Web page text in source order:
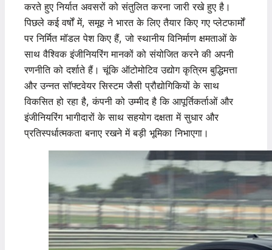
करते हुए निर्यात अवसरों को संतुलित करना जारी रखे हुए है।
पिछले कई वर्षों में, समूह ने भारत के लिए तैयार किए गए प्लेटफार्मों
पर निर्मित मॉडल पेश किए हैं, जो स्थानीय विनिर्माण क्षमताओं के
साथ वैश्विक इंजीनियरिंग मानकों को संयोजित करने की अपनी
रणनीति को दर्शाते हैं। चूंकि ऑटोमोटिव उद्योग कृत्रिम बुद्धिमत्ता
और उन्नत सॉफ्टवेयर सिस्टम जैसी प्रौद्योगिकियों के साथ
विकसित हो रहा है, कंपनी को उम्मीद है कि आपूर्तिकर्ताओं और
इंजीनियरिंग भागीदारों के साथ सहयोग दक्षता में सुधार और
प्रतिस्पर्धात्मकता बनाए रखने में बड़ी भूमिका निभाएगा।